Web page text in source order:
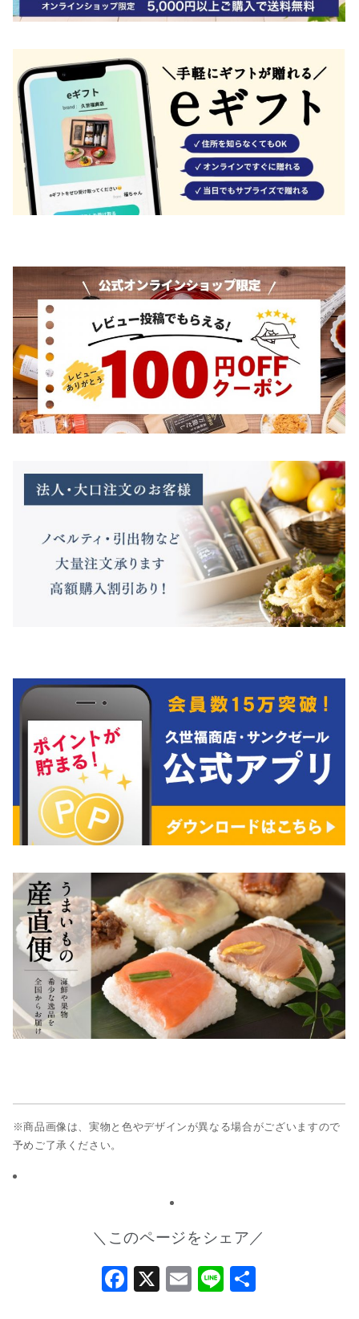
※商品画像は、実物と色やデザインが異なる場合がございますので
予めご了承ください。
＼このページをシェア／
Facebook
X Email
Line